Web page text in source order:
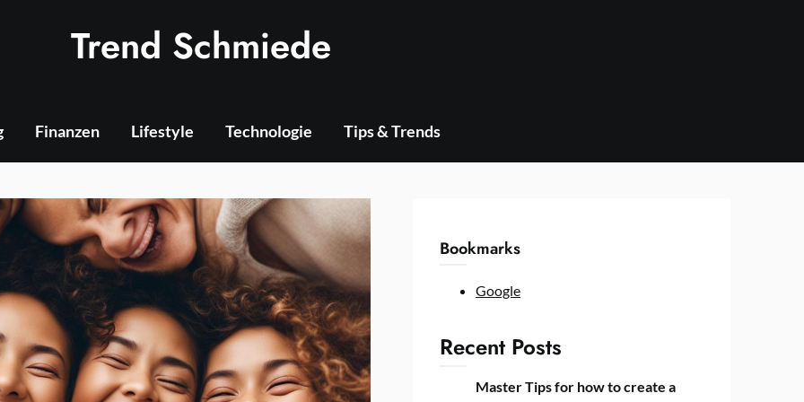
Trend Schmiede
Finanzen Lifestyle Technologie Tips & Trends
Bookmarks
Google
Recent Posts
Master Tips for how to create a